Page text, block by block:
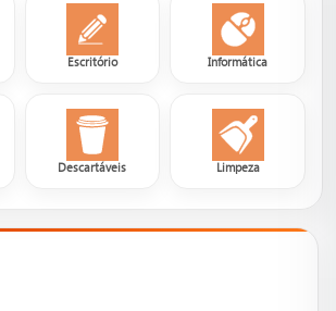
Escritório Informática
Descartáveis Limpeza